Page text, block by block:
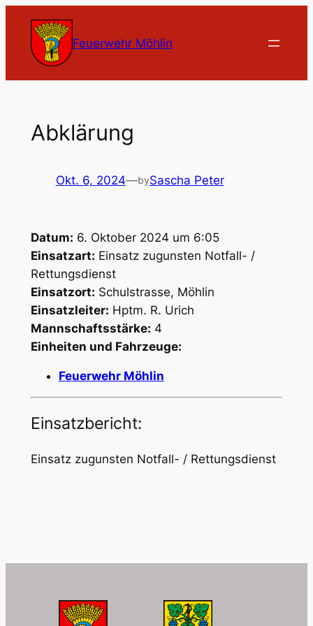
Inhalt
springen
Feuerwehr Möhlin
Abklärung
Okt. 6, 2024—bySascha Peter
Datum: 6. Oktober 2024 um 6:05
Einsatzart: Einsatz zugunsten Notfall- /
Rettungsdienst
Einsatzort: Schulstrasse, Möhlin
Einsatzleiter: Hptm. R. Urich
Mannschaftsstärke: 4
Einheiten und Fahrzeuge:
Feuerwehr Möhlin
Einsatzbericht:
Einsatz zugunsten Notfall- / Rettungsdienst